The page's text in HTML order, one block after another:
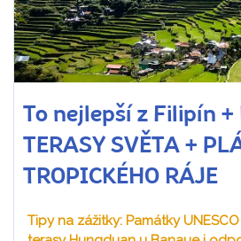
To nejlepší z Filipín +
TERASY SVĚTA +
TROPICKÉHO RÁJE
Tipy na zážitky: Památky